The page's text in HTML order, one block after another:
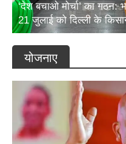
21 जुलाई को दिल्ली के
योजनाए